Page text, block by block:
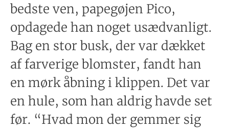
bedste ven, papegøjen Pico,
opdagede han noget usædvanligt.
Bag en stor busk, der var dækket
af farverige blomster, fandt han
en mørk åbning i klippen. Det var
en hule, som han aldrig havde set
før. “Hvad mon der gemmer sig